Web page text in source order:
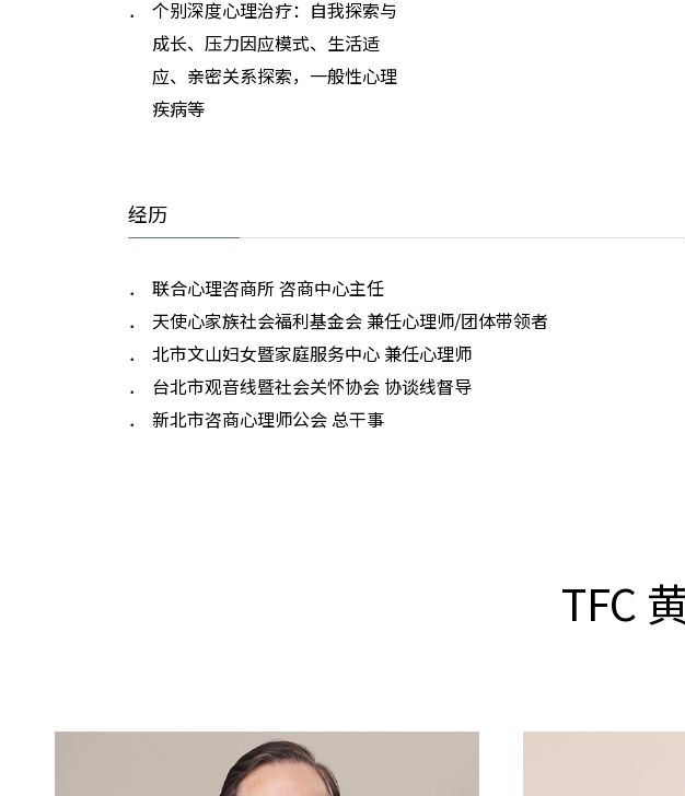
个别深度心理治疗：自我探索与
成长、压力因应模式、生活适
应、亲密关系探索，一般性心理
疾病等
经历
联合心理咨商所 咨商中心主任
天使心家族社会福利基金会 兼任心理师/团体带领者
北市文山妇女暨家庭服务中心 兼任心理师
台北市观音线暨社会关怀协会 协谈线督导
新北市咨商心理师公会 总干事
TFC